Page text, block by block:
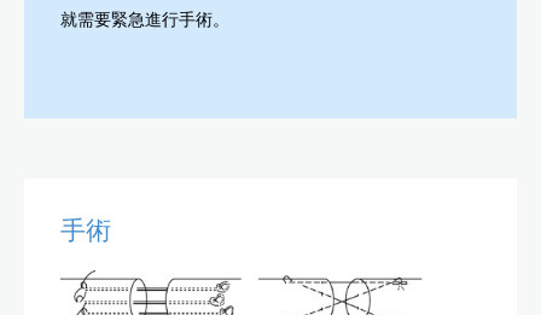
就需要緊急進行手術。
手術